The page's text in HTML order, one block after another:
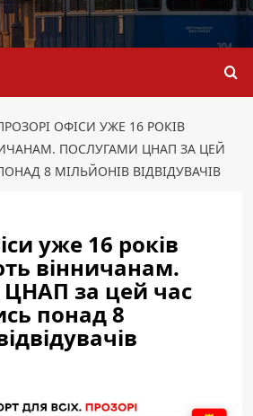
ОФІСИ УЖЕ 16 РОКІВ
ПОСЛУГАМИ ЦНАП ЗА ЦЕЙ
8 МІЛЬЙОНІВ ВІДВІДУВАЧІВ
уже 16 років
вінничанам.
за цей час
понад 8